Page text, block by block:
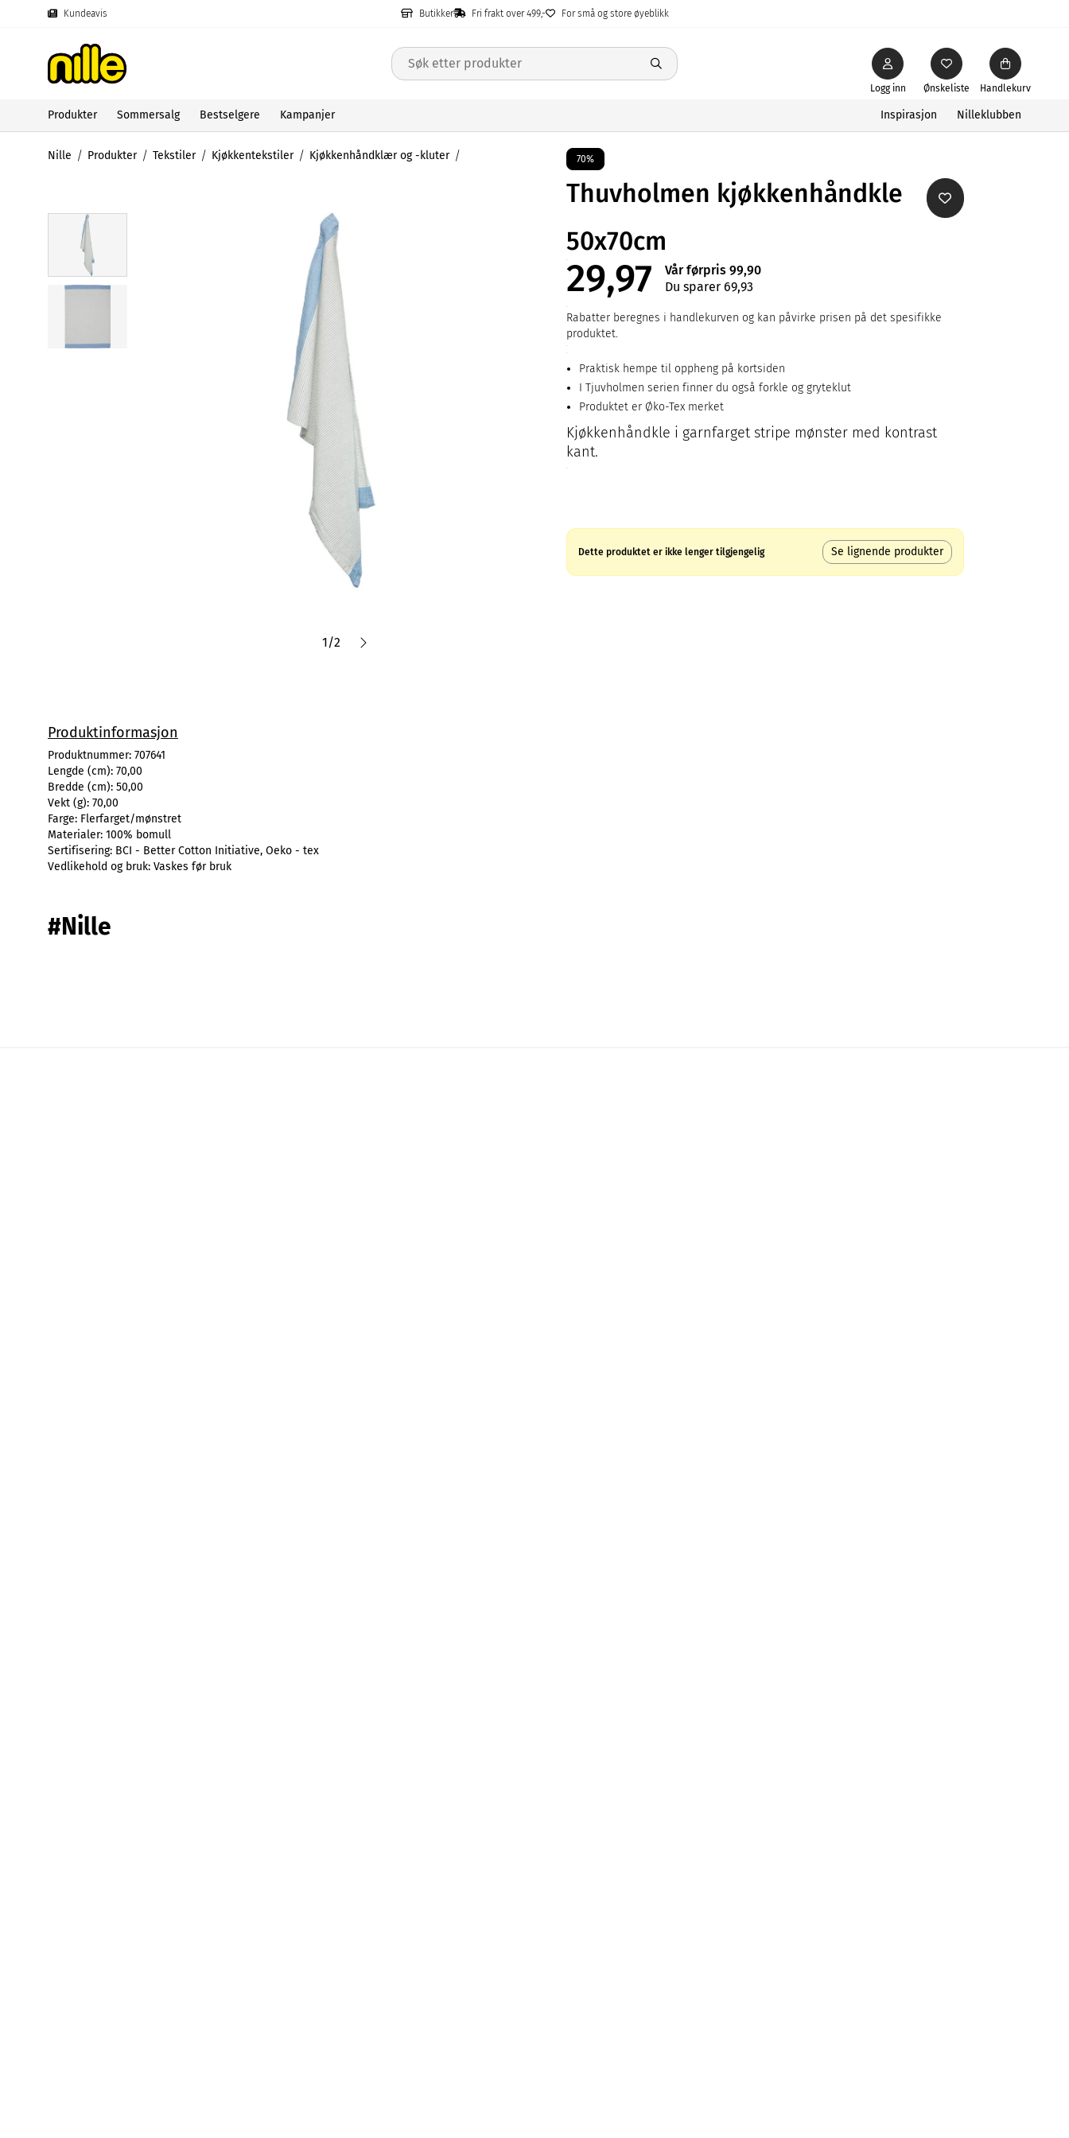
Kundeavis Butikker Fri frakt over 499,- For små og store øyeblikk
Ønskeliste
Logg inn Handlekurv
Produkter Sommersalg Bestselgere Kampanjer Inspirasjon Nilleklubben
Nille Produkter Tekstiler Kjøkkentekstiler Kjøkkenhåndklær og -kluter
1/2
70%
Thuvholmen kjøkkenhåndkle
50x70cm
29,97
Vår førpris 99,90
Du sparer 69,93
Rabatter beregnes i handlekurven og kan påvirke prisen på det spesifikke
produktet.
Praktisk hempe til oppheng på kortsiden
I Tjuvholmen serien finner du også forkle og gryteklut
Produktet er Øko-Tex merket
Kjøkkenhåndkle i garnfarget stripe mønster med kontrast
kant.
Dette produktet er ikke lenger tilgjengelig Se lignende produkter
Produktinformasjon
Produktnummer: 707641
Lengde (cm): 70,00
Bredde (cm): 50,00
Vekt (g): 70,00
Farge: Flerfarget/mønstret
Materialer: 100% bomull
Sertifisering: BCI - Better Cotton Initiative, Oeko - tex
Vedlikehold og bruk: Vaskes før bruk
#Nille